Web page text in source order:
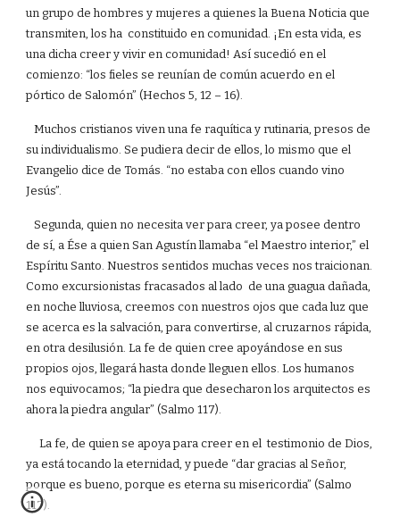
un grupo de hombres y mujeres a quienes la Buena Noticia que
transmiten, los ha constituido en comunidad. ¡En esta vida, es
una dicha creer y vivir en comunidad! Así sucedió en el
comienzo: “los fieles se reunían de común acuerdo en el
pórtico de Salomón” (Hechos 5, 12 – 16).
Muchos cristianos viven una fe raquítica y rutinaria, presos de
su individualismo. Se pudiera decir de ellos, lo mismo que el
Evangelio dice de Tomás. “no estaba con ellos cuando vino
Jesús”.
Segunda, quien no necesita ver para creer, ya posee dentro
de sí, a Ése a quien San Agustín llamaba “el Maestro interior,” el
Espíritu Santo. Nuestros sentidos muchas veces nos traicionan.
Como excursionistas fracasados al lado de una guagua dañada,
en noche lluviosa, creemos con nuestros ojos que cada luz que
se acerca es la salvación, para convertirse, al cruzarnos rápida,
en otra desilusión. La fe de quien cree apoyándose en sus
propios ojos, llegará hasta donde lleguen ellos. Los humanos
nos equivocamos; “la piedra que desecharon los arquitectos es
ahora la piedra angular” (Salmo 117).
La fe, de quien se apoya para creer en el testimonio de Dios,
ya está tocando la eternidad, y puede “dar gracias al Señor,
porque es bueno, porque es eterna su misericordia” (Salmo
117).